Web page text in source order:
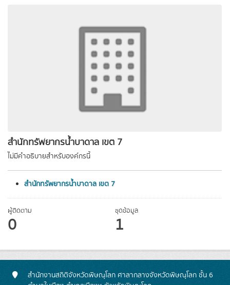
สำนักทรัพยากรน้ำบาดาล เขต 7
ไม่มีคำอธิบายสำหรับองค์กรนี้
สำนักทรัพยากรน้ำบาดาล เขต 7
ผู้ติดตาม
0
ชุดข้อมูล
1
สำนักงานสถิติจังหวัดพิษณุโลก ศาลากลางจังหวัดพิษณุโลก ชั้น 6